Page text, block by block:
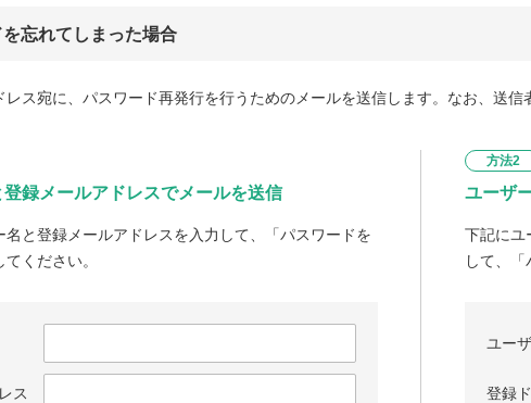
忘れてしまった場合
レス宛に、パスワード再発行を行うためのメールを送信します。なお、送信
録メールアドレスでメールを送信
名と登録メールアドレスを入力して、「パスワードを
ください。
ス
方法2
ユーザ
下記にユ
して、「
ユー
登録